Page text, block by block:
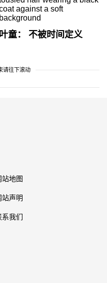
叶童： 不被时间定义
请往下滚动
站地图
站声明
系我们